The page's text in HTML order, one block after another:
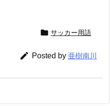
 サッカー用語
 Posted by 亜樹南川